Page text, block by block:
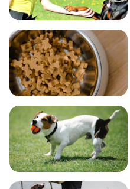
飼い方
食事
トレーニング